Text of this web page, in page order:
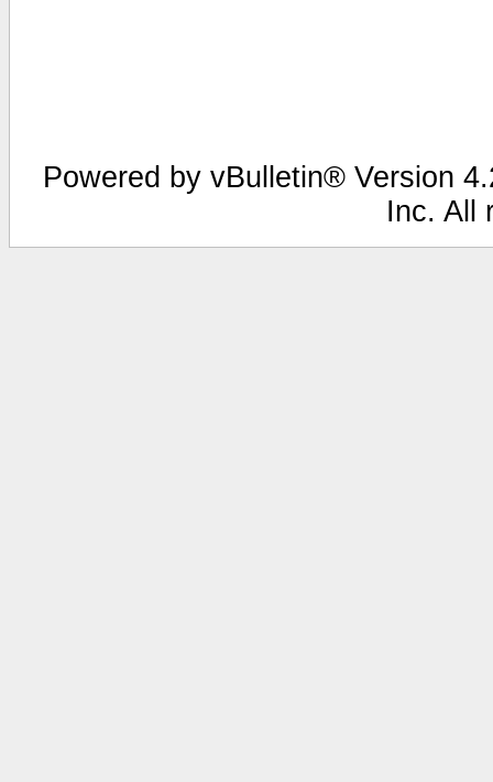
Powered by vBulletin® Version
Inc. All